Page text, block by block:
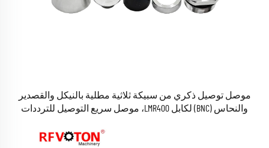
موصل توصيل ذكري من سبيكة ثلاثية مطلية بالنيكل والقصدير
والنحاس (BNC) لكابل LMR400، موصل سريع التوصيل للترددات